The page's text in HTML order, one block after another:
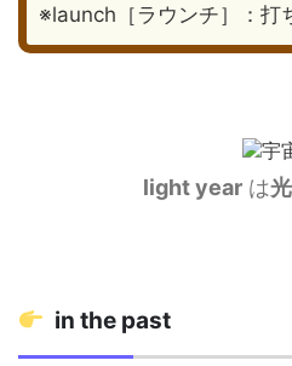
※launch［ラウンチ］：打
light yearは
in the past